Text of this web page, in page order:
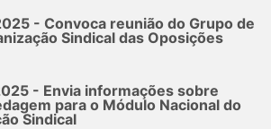
- Convoca reunião do Grupo de
Sindical das Oposições
- Envia informações sobre
para o Módulo Nacional do
Sindical